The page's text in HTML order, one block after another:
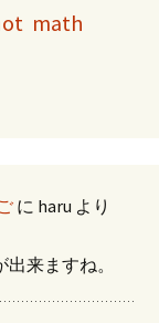
math
に haru より
来ますね。